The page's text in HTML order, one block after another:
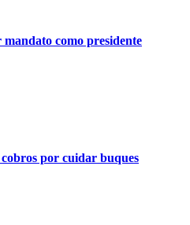
como presidente
por cuidar buques